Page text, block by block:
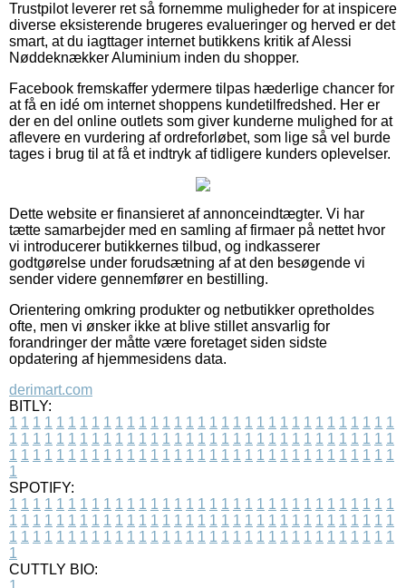
Trustpilot leverer ret så fornemme muligheder for at inspicere
diverse eksisterende brugeres evalueringer og herved er det
smart, at du iagttager internet butikkens kritik af Alessi
Nøddeknækker Aluminium inden du shopper.
Facebook fremskaffer ydermere tilpas hæderlige chancer for
at få en idé om internet shoppens kundetilfredshed. Her er
der en del online outlets som giver kunderne mulighed for at
aflevere en vurdering af ordreforløbet, som lige så vel burde
tages i brug til at få et indtryk af tidligere kunders oplevelser.
Dette website er finansieret af annonceindtægter. Vi har
tætte samarbejder med en samling af firmaer på nettet hvor
vi introducerer butikkernes tilbud, og indkasserer
godtgørelse under forudsætning af at den besøgende vi
sender videre gennemfører en bestilling.
Orientering omkring produkter og netbutikker opretholdes
ofte, men vi ønsker ikke at blive stillet ansvarlig for
forandringer der måtte være foretaget siden sidste
opdatering af hjemmesidens data.
derimart.com
BITLY:
1 1 1 1 1 1 1 1 1 1 1 1 1 1 1 1 1 1 1 1 1 1 1 1 1 1 1 1 1 1 1 1 1
1 1 1 1 1 1 1 1 1 1 1 1 1 1 1 1 1 1 1 1 1 1 1 1 1 1 1 1 1 1 1 1 1
1 1 1 1 1 1 1 1 1 1 1 1 1 1 1 1 1 1 1 1 1 1 1 1 1 1 1 1 1 1 1 1 1
1
SPOTIFY:
1 1 1 1 1 1 1 1 1 1 1 1 1 1 1 1 1 1 1 1 1 1 1 1 1 1 1 1 1 1 1 1 1
1 1 1 1 1 1 1 1 1 1 1 1 1 1 1 1 1 1 1 1 1 1 1 1 1 1 1 1 1 1 1 1 1
1 1 1 1 1 1 1 1 1 1 1 1 1 1 1 1 1 1 1 1 1 1 1 1 1 1 1 1 1 1 1 1 1
1
CUTTLY BIO: